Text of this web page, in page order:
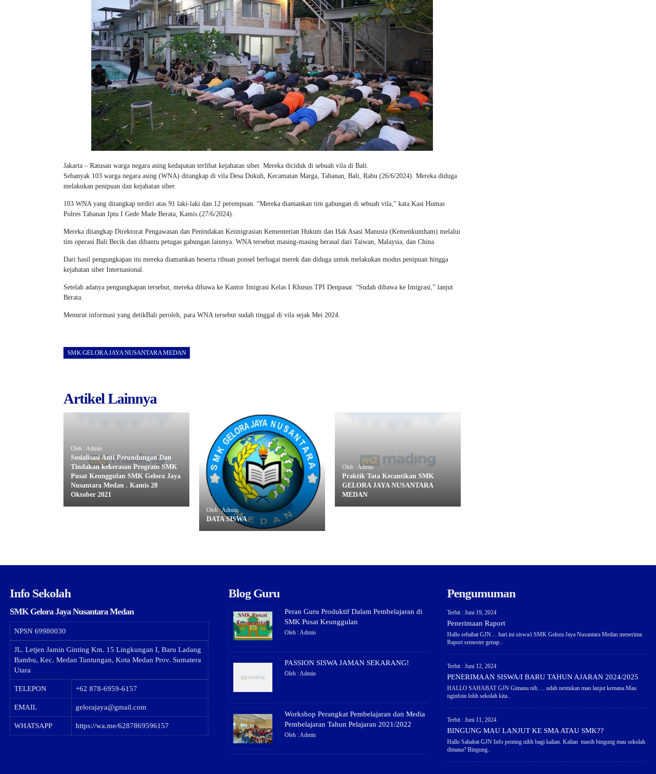
Jakarta – Ratusan warga negara asing kedapatan terlibat kejahatan siber. Mereka diciduk di sebuah vila di Bali.
Sebanyak 103 warga negara asing (WNA) ditangkap di vila Desa Dukuh, Kecamatan Marga, Tabanan, Bali, Rabu (26/6/2024). Mereka diduga
melakukan penipuan dan kejahatan siber.
103 WNA yang ditangkap terdiri atas 91 laki-laki dan 12 perempuan. “Mereka diamankan tim gabungan di sebuah vila,” kata Kasi Humas
Polres Tabanan Iptu I Gede Made Berata, Kamis (27/6/2024).
Mereka ditangkap Direktorat Pengawasan dan Penindakan Keimigrasian Kementerian Hukum dan Hak Asasi Manusia (Kemenkumham) melalui
tim operasi Bali Becik dan dibantu petugas gabungan lainnya. WNA tersebut masing-masing berasal dari Taiwan, Malaysia, dan China.
Dari hasil pengungkapan itu mereka diamankan beserta ribuan ponsel berbagai merek dan diduga untuk melakukan modus penipuan hingga
kejahatan siber Internasional.
Setelah adanya pengungkapan tersebut, mereka dibawa ke Kantor Imigrasi Kelas I Khusus TPI Denpasar. “Sudah dibawa ke Imigrasi,” lanjut
Berata.
Menurut informasi yang detikBali peroleh, para WNA tersebut sudah tinggal di vila sejak Mei 2024.
SMK GELORA JAYA NUSANTARA MEDAN
Artikel Lainnya
Oleh : Admin
Sosialisasi Anti Perundungan Dan
Tindakan kekerasan Program SMK
Pusat Keunggulan SMK Gelora Jaya
Nusantara Medan . Kamis 28
Oktober 2021
Oleh : Admin
DATA SISWA
Oleh : Admin
Praktik Tata Kecantikan SMK
GELORA JAYA NUSANTARA
MEDAN
Info Sekolah
SMK Gelora Jaya Nusantara Medan
NPSN 69980030
JL. Letjen Jamin Ginting Km. 15 Lingkungan I, Baru Ladang
Bambu, Kec. Medan Tuntungan, Kota Medan Prov. Sumatera
Utara
TELEPON +62 878-6959-6157
EMAIL gelorajaya@gmail.com
WHATSAPP https://wa.me/6287869596157
Blog Guru
Peran Guru Produktif Dalam Pembelajaran di
SMK Pusat Keunggulan
Oleh : Admin
PASSION SISWA JAMAN SEKARANG!
Oleh : Admin
Workshop Perangkat Pembelajaran dan Media
Pembelajaran Tahun Pelajaran 2021/2022
Oleh : Admin
Pengumuman
Terbit : Juni 19, 2024
Penerimaan Raport
Hallo sehabat GJN… hari ini siswa/i SMK Gelora Jaya Nusantara Medan menerima
Raport semester genap..
Terbit : Juni 12, 2024
PENERIMAAN SISWA/I BARU TAHUN AJARAN 2024/2025
HALLO SAHABAT GJN Gimana nih…. udah nentukan mau lanjut kemana Mau
nginfoin lohh sekolah kita..
Terbit : Juni 11, 2024
BINGUNG MAU LANJUT KE SMA ATAU SMK??
Hallo Sahabat GJN Info penting nihh bagi kalian. Kalian masih bingung mau sekolah
dimana? Bingung..